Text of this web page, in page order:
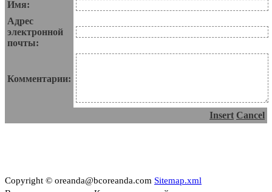
Имя:
Адрес
электронной
почты:
Комментарии:
Insert Cancel
Copyright © oreanda@bcoreanda.com Sitemap.xml